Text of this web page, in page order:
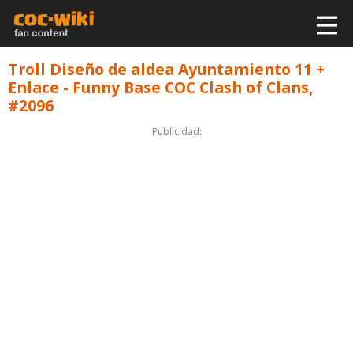
Troll Diseño de aldea Ayuntamiento 11 +
Enlace - Funny Base COC Clash of Clans,
#2096
Publicidad: